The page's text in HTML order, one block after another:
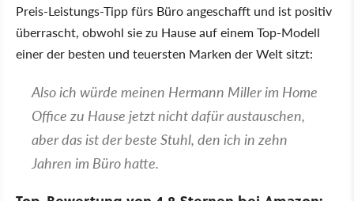
Preis-Leistungs-Tipp fürs Büro angeschafft und ist positiv
überrascht, obwohl sie zu Hause auf einem Top-Modell
einer der besten und teuersten Marken der Welt sitzt:
Also ich würde meinen Hermann Miller im Home
Office zu Hause jetzt nicht dafür austauschen,
aber das ist der beste Stuhl, den ich in zehn
Jahren im Büro hatte.